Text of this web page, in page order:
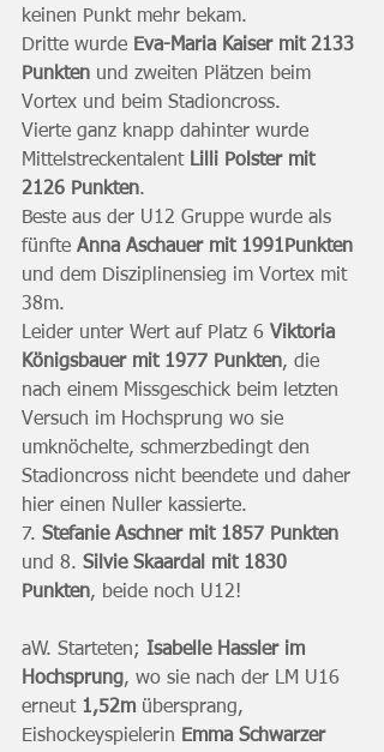
keinen Punkt mehr bekam.
Dritte wurde Eva-Maria Kaiser mit 2133
Punkten und zweiten Plätzen beim
Vortex und beim Stadioncross.
Vierte ganz knapp dahinter wurde
Mittelstreckentalent Lilli Polster mit
2126 Punkten.
Beste aus der U12 Gruppe wurde als
fünfte Anna Aschauer mit 1991Punkten
und dem Disziplinensieg im Vortex mit
38m.
Leider unter Wert auf Platz 6 Viktoria
Königsbauer mit 1977 Punkten, die
nach einem Missgeschick beim letzten
Versuch im Hochsprung wo sie
umknöchelte, schmerzbedingt den
Stadioncross nicht beendete und daher
hier einen Nuller kassierte.
7. Stefanie Aschner mit 1857 Punkten
und 8. Silvie Skaardal mit 1830
Punkten, beide noch U12!
aW. Starteten; Isabelle Hassler im
Hochsprung, wo sie nach der LM U16
erneut 1,52m übersprang,
Eishockeyspielerin Emma Schwarzer